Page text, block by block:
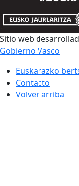
Sitio web
Gobierno Vasco
Euskarazko
Contacto
Volver arriba